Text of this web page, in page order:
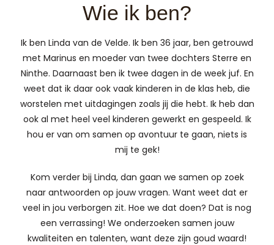
Wie ik ben?
Ik ben Linda van de Velde. Ik ben 36 jaar, ben getrouwd
met Marinus en moeder van twee dochters Sterre en
Ninthe. Daarnaast ben ik twee dagen in de week juf. En
weet dat ik daar ook vaak kinderen in de klas heb, die
worstelen met uitdagingen zoals jij die hebt. Ik heb dan
ook al met heel veel kinderen gewerkt en gespeeld. Ik
hou er van om samen op avontuur te gaan, niets is
mij te gek!
Kom verder bij Linda, dan gaan we samen op zoek
naar antwoorden op jouw vragen. Want weet dat er
veel in jou verborgen zit. Hoe we dat doen? Dat is nog
een verrassing! We onderzoeken samen jouw
kwaliteiten en talenten, want deze zijn goud waard!